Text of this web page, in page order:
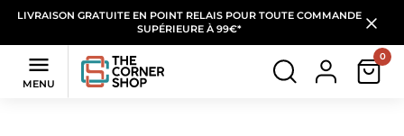
LIVRAISON GRATUITE EN POINT RELAIS POUR TOUTE COMMANDE
SUPÉRIEURE À 99€*

MENU
0